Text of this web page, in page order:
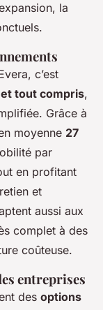
la
c’est
tout compris,
Grâce à
moyenne 27
par
en profitant
et
aussi aux
complet à des
coûteuse.
entreprises
des options